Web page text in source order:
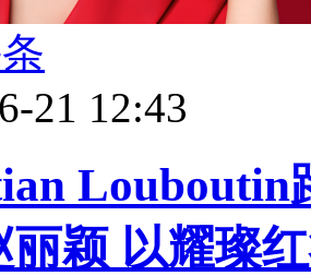
21 12:43
Louboutin
丽颖 以耀璨